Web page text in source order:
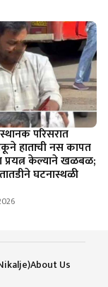
परिसरात
हाताची नस कापत
प्रयत्न केल्याने खळबळ;
घटनास्थळी
About Us